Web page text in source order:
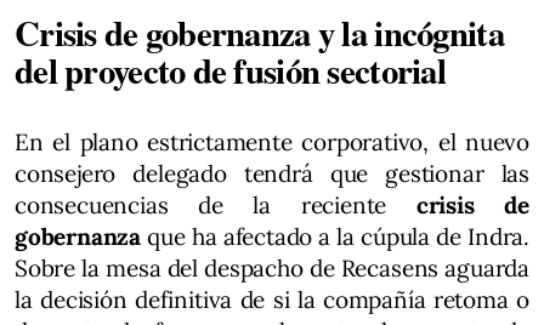
Crisis de gobernanza y la incógnita
del proyecto de fusión sectorial
En el plano estrictamente corporativo, el nuevo
consejero delegado tendrá que gestionar las
consecuencias de la reciente crisis de
gobernanzaque ha afectado a la cúpula de Indra.
Sobre la mesa del despacho de Recasens aguarda
la decisión definitiva de si la compañía retoma o